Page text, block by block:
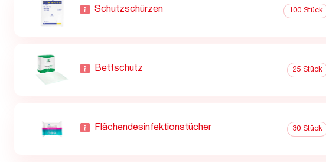
Schutzschürzen 100 Stück
Bettschutz 25 Stück
Flächendesinfektionstücher 30 Stück